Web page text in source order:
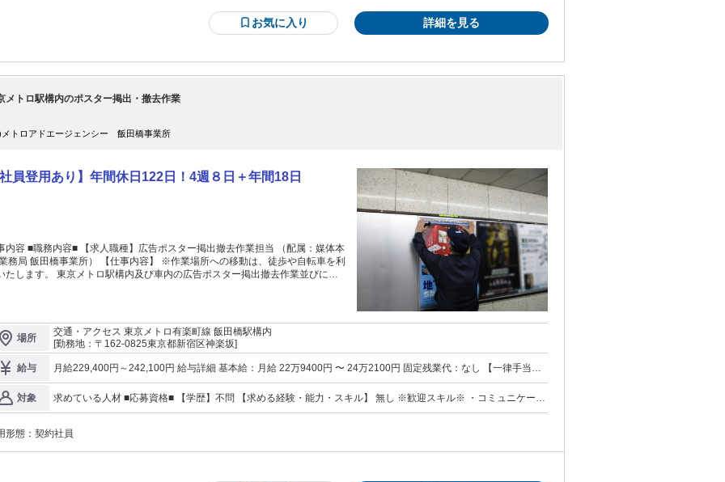
お気に入り 詳細を見る
メトロ駅構内のポスター掲出・撤去作業
メトロアドエージェンシー 飯田橋事業所
社員登用あり】年間休日122日！4週８日＋年間18日
内容 ■職務内容■ 【求人職種】広告ポスター掲出撤去作業担当 （配属：媒体本
田橋事業所） 【仕事内容】 ※作業場所への移動は、徒歩や自転車を利
たします。 東京メトロ駅構内及び車内の広告ポスター掲出撤去作業並びに関
を行っていきます。 ・まど上広告ポスター関連業務 車両側面上部に掲
れているポスター（まど上ポスター）について、掲出するための準備を行い、
や徒歩でそれぞれ指定された作業場所（駅や車庫）に運搬し、貼り替え作業を
ます。 ・駅ばり広告ポスター関連業務 東京メトロの駅に設置されたボ
に貼り出されているポスター（駅ばりポスター）について、掲出するための準
行い、電車や徒歩でそれぞれ指定された作業場所（駅）に運搬し、貼り替え作
ていきます。 ・ステッカー広告関連業務 車両側面もしくは連結部付近に
されている広告ステッカーについて、掲出するための準備を行い、電車や徒歩
れぞれ指定された作業場所（車庫）に運搬し、貼り替え作業を行っていきま
関わる業務
場所
交通・アクセス 東京メトロ有楽町線 飯田橋駅構内
[勤務地：〒162-0825東京都新宿区神楽坂]
給与
月給229,400円～242,100円 給与詳細 基本給：月給 22万9400円 〜 24万2100円 固定残業代：なし 【一律手当】
費：原則、全額支給(面接時は自己負担) ◆家族手当：1人目7,700円、2人目以下1人つき 月額3,800円 ◆住宅手
当：扶養家族のあるもの月額20,000円、扶養家族のない者 月額15,000円
対象
求めている人材 ■応募資格■ 【学歴】不問 【求める経験・能力・スキル】 無し ※歓迎スキル※ ・コミュニケーシ
形態： 契約社員